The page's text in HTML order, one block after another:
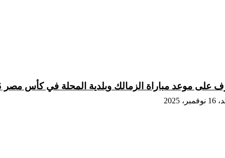
على موعد مباراة الزمالك وبلدية المحلة في كأس مصر 2025/2026
2025